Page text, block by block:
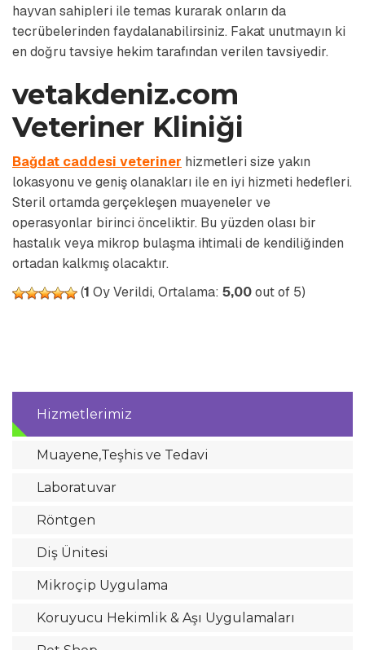
hayvan sahipleri ile temas kurarak onların da
tecrübelerinden faydalanabilirsiniz. Fakat unutmayın ki
en doğru tavsiye hekim tarafından verilen tavsiyedir.
vetakdeniz.com
Veteriner Kliniği
Bağdat caddesi veteriner hizmetleri size yakın
lokasyonu ve geniş olanakları ile en iyi hizmeti hedefleri.
Steril ortamda gerçekleşen muayeneler ve
operasyonlar birinci önceliktir. Bu yüzden olası bir
hastalık veya mikrop bulaşma ihtimali de kendiliğinden
ortadan kalkmış olacaktır.
(1 Oy Verildi, Ortalama: 5,00out of 5)
Hizmetlerimiz
Muayene,Teşhis ve Tedavi
Laboratuvar
Röntgen
Diş Ünitesi
Mikroçip Uygulama
Koruyucu Hekimlik & Aşı Uygulamaları